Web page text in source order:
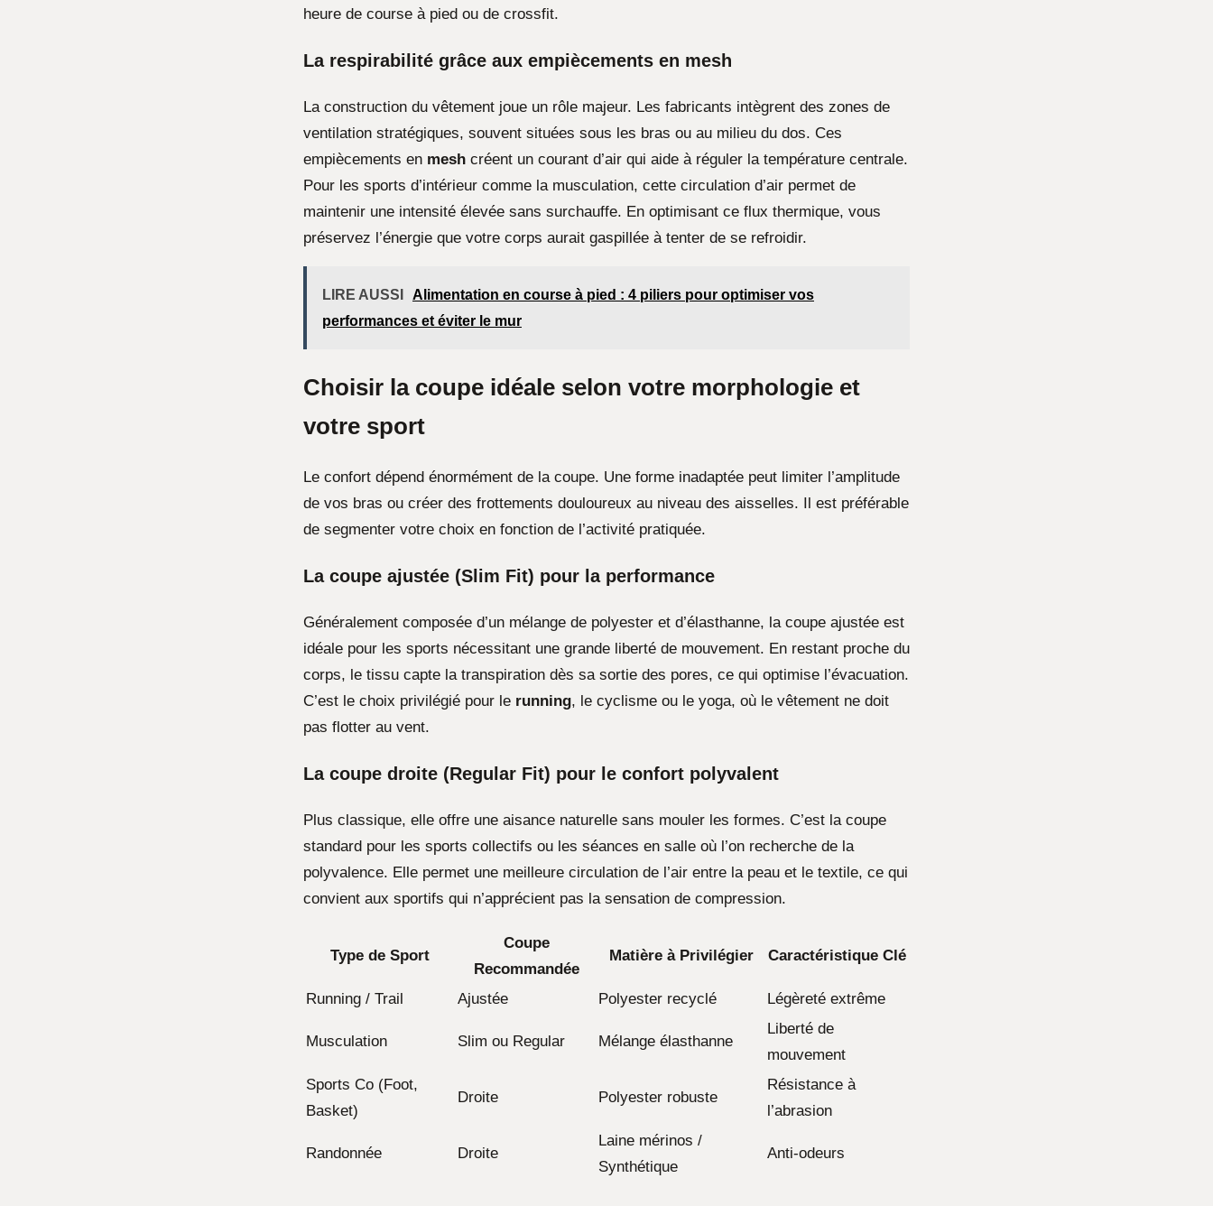
heure de course à pied ou de crossfit.
La respirabilité grâce aux empiècements en mesh
La construction du vêtement joue un rôle majeur. Les fabricants intègrent des zones de
ventilation stratégiques, souvent situées sous les bras ou au milieu du dos. Ces
empiècements en mesh créent un courant d’air qui aide à réguler la température centrale.
Pour les sports d’intérieur comme la musculation, cette circulation d’air permet de
maintenir une intensité élevée sans surchauffe. En optimisant ce flux thermique, vous
préservez l’énergie que votre corps aurait gaspillée à tenter de se refroidir.
LIRE AUSSI
Alimentation en course à pied : 4 piliers pour optimiser vos
performances et éviter le mur
Choisir la coupe idéale selon votre morphologie et
votre sport
Le confort dépend énormément de la coupe. Une forme inadaptée peut limiter l’amplitude
de vos bras ou créer des frottements douloureux au niveau des aisselles. Il est préférable
de segmenter votre choix en fonction de l’activité pratiquée.
La coupe ajustée (Slim Fit) pour la performance
Généralement composée d’un mélange de polyester et d’élasthanne, la coupe ajustée est
idéale pour les sports nécessitant une grande liberté de mouvement. En restant proche du
corps, le tissu capte la transpiration dès sa sortie des pores, ce qui optimise l’évacuation.
C’est le choix privilégié pour le running, le cyclisme ou le yoga, où le vêtement ne doit
pas flotter au vent.
La coupe droite (Regular Fit) pour le confort polyvalent
Plus classique, elle offre une aisance naturelle sans mouler les formes. C’est la coupe
standard pour les sports collectifs ou les séances en salle où l’on recherche de la
polyvalence. Elle permet une meilleure circulation de l’air entre la peau et le textile, ce qui
convient aux sportifs qui n’apprécient pas la sensation de compression.
Type de Sport
Coupe
Recommandée
Matière à Privilégier Caractéristique Clé
Running / Trail Ajustée Polyester recyclé Légèreté extrême
Musculation Slim ou Regular Mélange élasthanne
Liberté de
mouvement
Sports Co (Foot,
Basket)
Droite Polyester robuste
Résistance à
l’abrasion
Randonnée Droite
Laine mérinos /
Synthétique
Anti-odeurs